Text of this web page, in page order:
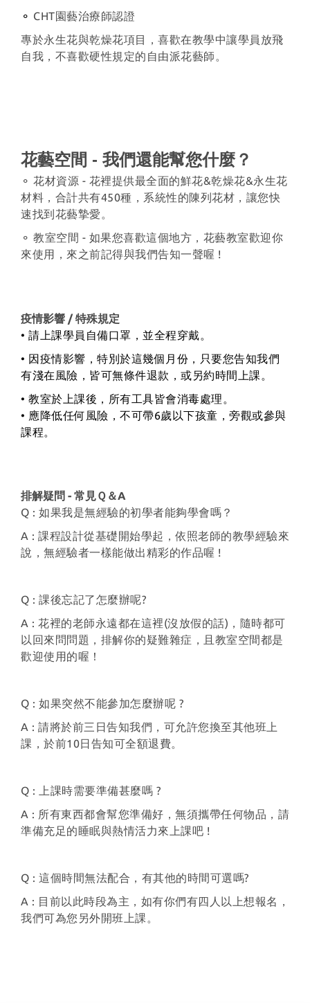
⚬ CHT園藝治療師認證
專於永生花與乾燥花項目，喜歡在教學中讓學員放飛
自我，不喜歡硬性規定的自由派花藝師。
花藝空間 - 我們還能幫您什麼？
⚬ 花材資源 - 花裡提供最全面的鮮花&乾燥花&永生花
材料，合計共有450種，系統性的陳列花材，讓您快
速找到花藝摯愛。
⚬ 教室空間 - 如果您喜歡這個地方，花藝教室歡迎你
來使用，來之前記得與我們告知一聲喔 !
疫情影響 / 特殊規定
• 請上課學員自備口罩，並全程穿戴。
• 因疫情影響，特別於這幾個月份，只要您告知我們
有淺在風險，皆可無條件退款，或另約時間上課。
• 教室於上課後，所有工具皆會消毒處理。
• 應降低任何風險，不可帶6歲以下孩童，旁觀或參與
課程。
排解疑問 - 常見Ｑ＆A
Q : 如果我是無經驗的初學者能夠學會嗎？
A : 課程設計從基礎開始學起，依照老師的教學經驗來
說，無經驗者一樣能做出精彩的作品喔 !
Q : 課後忘記了怎麼辦呢?
A : 花裡的老師永遠都在這裡(沒放假的話)，隨時都可
以回來問問題，排解你的疑難雜症，且教室空間都是
歡迎使用的喔！
Q : 如果突然不能參加怎麼辦呢 ?
A : 請將於前三日告知我們，可允許您換至其他班上
課，於前10日告知可全額退費。
Q : 上課時需要準備甚麼嗎 ?
A : 所有東西都會幫您準備好，無須攜帶任何物品，請
準備充足的睡眠與熱情活力來上課吧 !
Q : 這個時間無法配合，有其他的時間可選嗎?
A : 目前以此時段為主，如有你們有四人以上想報名，
我們可為您另外開班上課。